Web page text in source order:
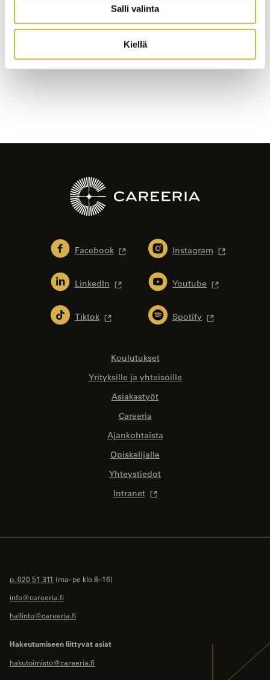
Salli valinta
Kiellä
Facebook Instagram
LinkedIn Youtube
Tiktok Spotify
Koulutukset
Yrityksille ja yhteisöille
Asiakastyöt
Careeria
Ajankohtaista
Opiskelijalle
Yhteystiedot
Intranet
p. 020 51 311 (ma–pe klo 8–16)
info@careeria.fi
hallinto@careeria.fi
Hakeutumiseen liittyvät asiat
hakutoimisto@careeria.fi